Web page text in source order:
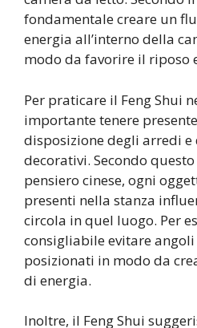
fondamentale creare un
energia all’interno della
modo da favorire il riposo
Per praticare il Feng Shui
importante tenere
disposizione degli arredi e
decorativi. Secondo
pensiero cinese, ogni
presenti nella stanza
circola in quel luogo. Per
consigliabile evitare
posizionati in modo da
di energia.
Inoltre, il Feng Shui